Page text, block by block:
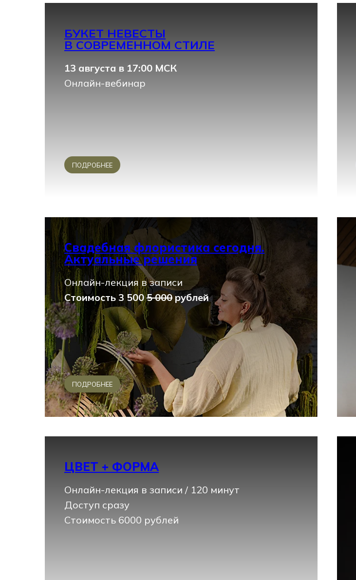
БУКЕТ НЕВЕСТЫ
В СОВРЕМЕННОМ СТИЛЕ
13 августа в 17:00 МСК
Онлайн-вебинар
ПОДРОБНЕЕ
Свадебная флористика сегодня.
Актуальные решения
Онлайн-лекция в записи
Стоимость 3 5005 000рублей
ПОДРОБНЕЕ
ЦВЕТ + ФОРМА
Онлайн-лекция в записи / 120 минут
Доступ сразу
Стоимость 6000 рублей